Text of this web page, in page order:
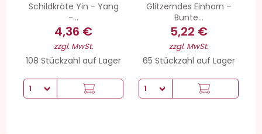
Schildkröte Yin - Yang
-...
4,36 €
zzgl. MwSt.
108 Stückzahl auf Lager
Glitzerndes Einhorn –
Bunte...
5,22 €
zzgl. MwSt.
65 Stückzahl auf Lager